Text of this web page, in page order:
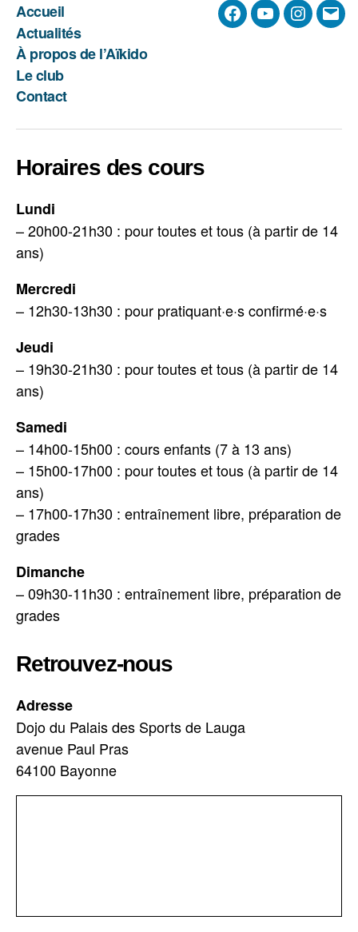
Accueil
Actualités
À propos de l’Aïkido
Le club
Contact
FacebookYouTube E-
Horaires des cours
Lundi
– 20h00-21h30 : pour toutes et tous (à partir de 14
ans)
Mercredi
– 12h30-13h30 : pour pratiquant·e·s confirmé·e·s
Jeudi
– 19h30-21h30 : pour toutes et tous (à partir de 14
ans)
Samedi
– 14h00-15h00 : cours enfants (7 à 13 ans)
– 15h00-17h00 : pour toutes et tous (à partir de 14
ans)
– 17h00-17h30 : entraînement libre, préparation de
grades
Dimanche
– 09h30-11h30 : entraînement libre, préparation de
grades
Retrouvez-nous
Adresse
Dojo du Palais des Sports de Lauga
avenue Paul Pras
64100 Bayonne